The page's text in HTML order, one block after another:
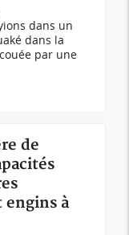
dans un
dans la
par une
de
engins à